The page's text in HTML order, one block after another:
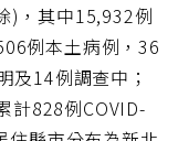
)，其中15,932例
例本土病例，36
及14例調查中；
計828例COVID-